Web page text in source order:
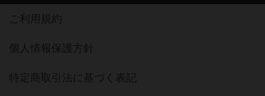
ご利用規約
個人情報保護方針
特定商取引法に基づく表記